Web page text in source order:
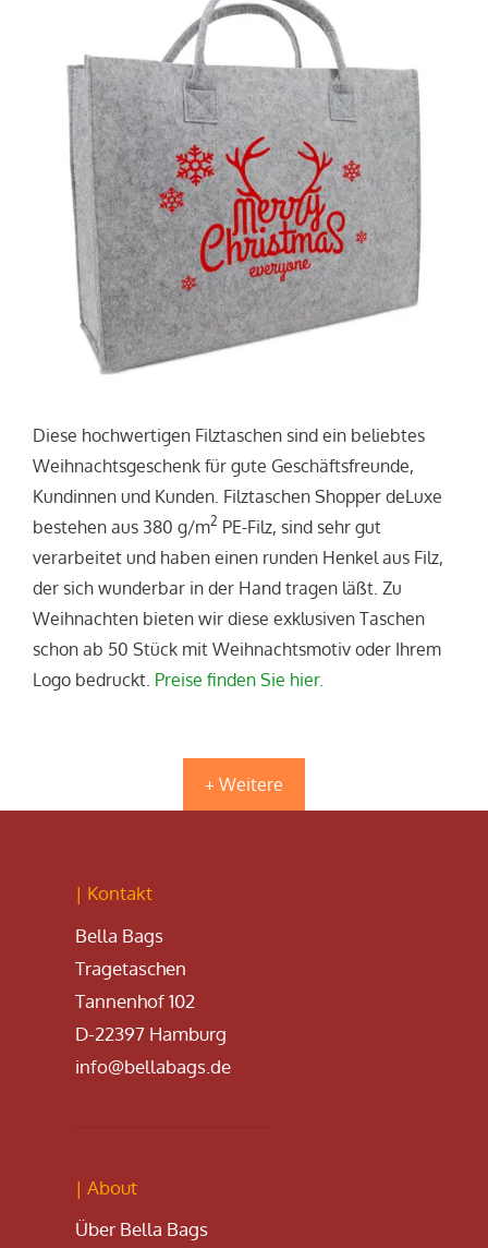
Diese hochwertigen Filztaschen sind ein beliebtes
Weihnachtsgeschenk für gute Geschäftsfreunde,
Kundinnen und Kunden. Filztaschen Shopper deLuxe
bestehen aus 380 g/m2 PE-Filz, sind sehr gut
verarbeitet und haben einen runden Henkel aus Filz,
der sich wunderbar in der Hand tragen läßt. Zu
Weihnachten bieten wir diese exklusiven Taschen
schon ab 50 Stück mit Weihnachtsmotiv oder Ihrem
Logo bedruckt. Preise finden Sie hier.
+ Weitere
| Kontakt
Bella Bags
Tragetaschen
Tannenhof 102
D-22397 Hamburg
info@bellabags.de
| About
Über Bella Bags